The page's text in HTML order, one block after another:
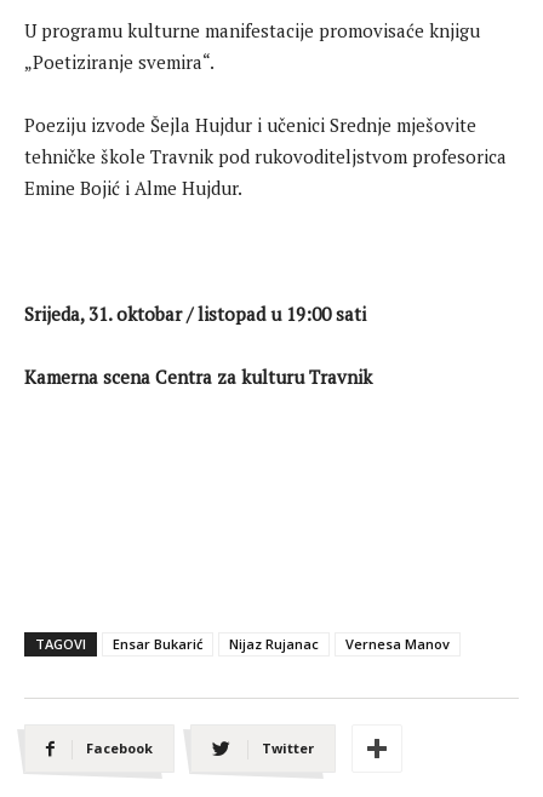
U programu kulturne manifestacije promovisaće knjigu
„Poetiziranje svemira“.
Poeziju izvode Šejla Hujdur i učenici Srednje mješovite
tehničke škole Travnik pod rukovoditeljstvom profesorica
Emine Bojić i Alme Hujdur.
Srijeda, 31. oktobar / listopad u 19:00 sati
Kamerna scena Centra za kulturu Travnik
TAGOVI Ensar Bukarić Nijaz Rujanac Vernesa Manov
Facebook Twitter